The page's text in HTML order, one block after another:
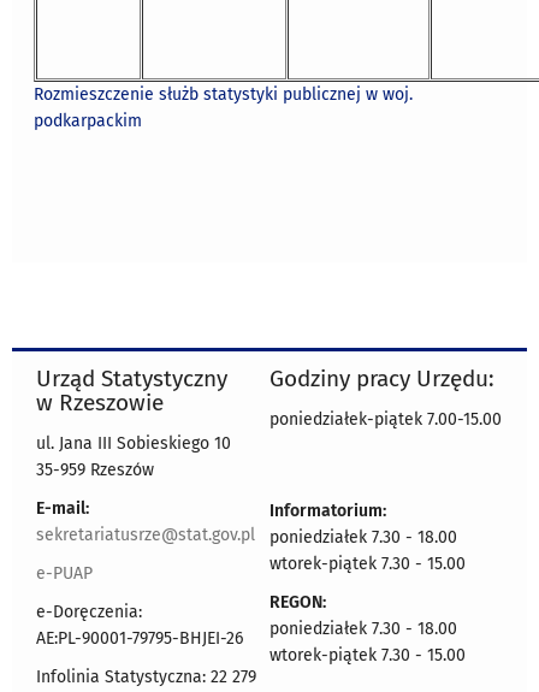
Rozmieszczenie służb statystyki publicznej w woj.
podkarpackim
Urząd Statystyczny
w Rzeszowie
ul. Jana III Sobieskiego 10
35-959 Rzeszów
E-mail:
sekretariatusrze@stat.gov.pl
e-PUAP
e-Doręczenia:
AE:PL-90001-79795-BHJEI-26
Infolinia Statystyczna: 22 279
Godziny pracy Urzędu:
poniedziałek-piątek 7.00-15.00
Informatorium:
poniedziałek 7.30 - 18.00
wtorek-piątek 7.30 - 15.00
REGON:
poniedziałek 7.30 - 18.00
wtorek-piątek 7.30 - 15.00